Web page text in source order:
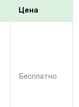
Цена
Бесплатно